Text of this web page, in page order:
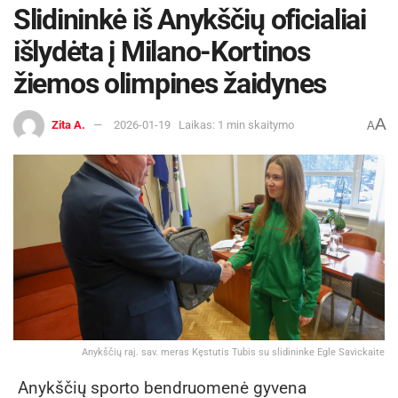
Slidininkė iš Anykščių oficialiai
išlydėta į Milano-Kortinos
žiemos olimpines žaidynes
Zita A. 2026-01-19 Laikas: 1 min skaitymo AA
Anykščių raj. sav. meras Kęstutis Tubis su slidininke Egle Savickaite
Anykščių sporto bendruomenė gyvena